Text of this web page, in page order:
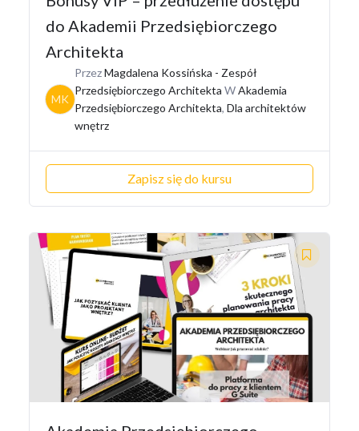
do Akademii Przedsiębiorczego
Architekta
MK
PrzezMagdalena Kossińska - Zespół
Przedsiębiorczego Architekta WAkademia
Przedsiębiorczego Architekta, Dla architektów
wnętrz
Zapisz się do kursu